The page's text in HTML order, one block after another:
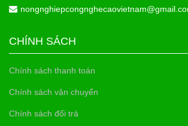
CHÍNH SÁCH
Chính sách thanh toán
Chính sách vận chuyển
Chính sách đổi trả